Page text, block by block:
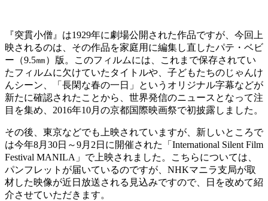
『突貫小僧』は1929年に劇場公開された作品ですが、今回上
映されるのは、その作品を家庭用に編集し直したパテ・ベビ
ー（9.5㎜）版。このフィルムには、これまで保存されてい
たフィルムに欠けていたタイトルや、子どもたちのじゃんけ
んシーン、「長閑な春の一日」というオリジナル字幕などが
新たに確認されたことから、世界発信のニュースとなって注
目を集め、2016年10月の京都国際映画祭で初披露しました。
その後、東京などでも上映されていますが、新しいところで
は今年8月30日～9月2日に開催された「International Silent Film
Festival MANILA」で上映されました。こちらについては、
パンフレットが届いているのですが、NHKマニラ支局が取
材した映像が近日放送される見込みですので、日を改めて紹
介させていただきます。